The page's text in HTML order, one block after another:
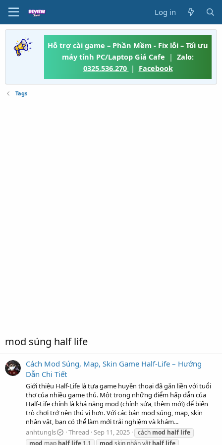
Log in
Hỗ trợ cài game – Phần Mềm - Fix lỗi – Tối ưu
máy tính PC/Laptop Giá Cafe | Zalo:
0325.536.270 | Facebook
Tags
mod súng half life
Cách Mod Súng, Map, Skin Game Half-Life – Hướng
Dẫn Chi Tiết
Giới thiệu Half-Life là tựa game huyền thoại đã gắn liền với tuổi
thơ của nhiều game thủ. Một trong những điểm hấp dẫn của
Half-Life chính là khả năng mod (chỉnh sửa, thêm mới) để biến
trò chơi trở nên thú vị hơn. Với các bản mod súng, map, skin
nhân vật, bạn có thể làm mới trải nghiệm và khám...
anhtungls
Thread Sep 11, 2025 cách mod half life
mod map half life 1.1 mod skin nhân vật half life